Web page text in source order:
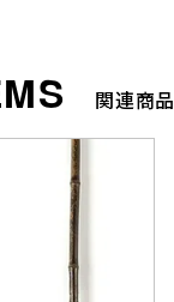
関連商品